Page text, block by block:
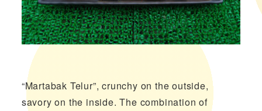
“Martabak Telur”,crunchy on the outside,
savory on the inside. The combination of